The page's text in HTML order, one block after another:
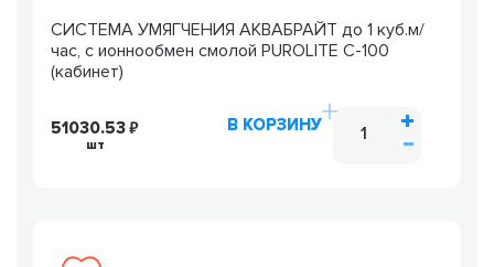
СИСТЕМА УМЯГЧЕНИЯ АКВАБРАЙТ до 1 куб.м/
час, с ионнообмен смолой PUROLITE С-100
(кабинет)
51030.53
шт
В КОРЗИНУ